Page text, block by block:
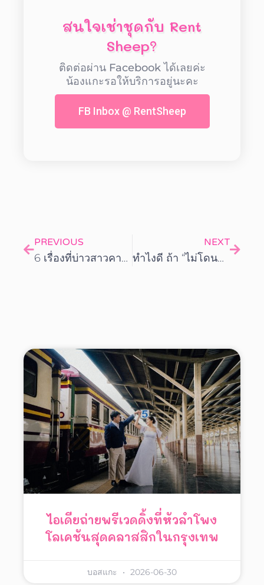
สนใจเช่าชุดกับ Rent
Sheep?
ติดต่อผ่าน Facebook ได้เลยค่ะ
น้องแกะรอให้บริการอยู่นะคะ
FB Inbox @ RentSheep
PREVIOUS
6 เรื่องที่บ่าวสาวคาดไม่ถึงในวันแต่งงาน
NEXT
ทำไงดี ถ้า “ไม่โดนชวน” เป็นเพื่อนเจ้าสาว
ไอเดียถ่ายพรีเวดดิ้งที่หัวลำโพง
โลเคชันสุดคลาสสิกในกรุงเทพ
บอสแกะ 2026-06-30